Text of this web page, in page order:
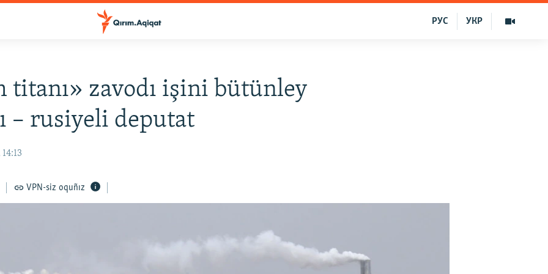
УКР
РУС
titanı» zavodı işini bütünley
– rusiyeli deputat
VPN-siz oquñız